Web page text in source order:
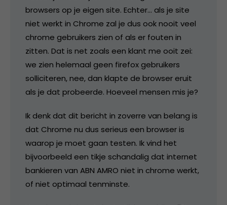
browsers op je eigen site. Echter… als je site
niet werkt in Chrome zal je dus ook nooit veel
chrome gebruikers zien of als er fouten in
zitten. Dat is net zoals een klant me ooit zei:
we zien helemaal geen firefox gebruikers
solliciteren, nee, dan klapte de browser eruit
als je dat probeerde. Hoeveel mensen mis je?
Ik denk dat dit bericht in zoverre van belang is
dat Chrome nu dus serieus een browser is
waarop je moet gaan testen. Ik vind het
bijvoorbeeld een tikje schandalig dat internet
bankieren van ABN AMRO niet in chrome werkt,
of niet optimaal tenminste.